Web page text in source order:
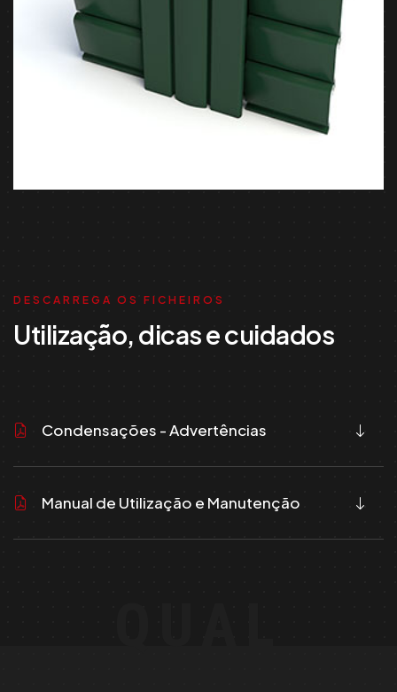
DESCARREGA OS FICHEIROS
Utilização, dicas e cuidados
Condensações - Advertências
Manual de Utilização e Manutenção